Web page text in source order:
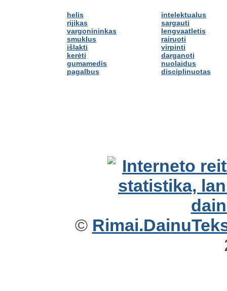
helis
rijikas
vargonininkas
smuklus
išlakti
kerėti
gumamedis
pagalbus
intelektualus
sargauti
lengvaatletis
rairuoti
virpinti
darganoti
nuolaidus
disciplinuotas
©